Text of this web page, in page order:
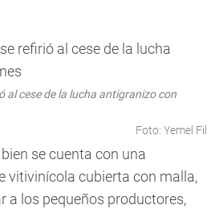
al cese de la lucha antigranizo con
Foto: Yemel Fil
bien se cuenta con una
vitivinícola cubierta con malla,
a los pequeños productores,